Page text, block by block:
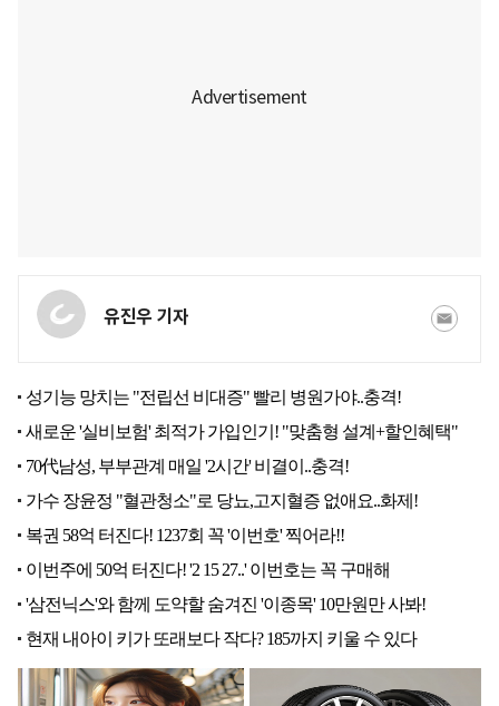
유진우 기자